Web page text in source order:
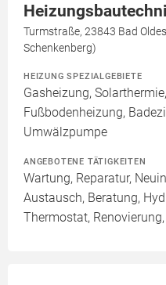
Turmstraße, 23843 Bad
Schenkenberg)
HEIZUNG SPEZIALGEBIETE
Gasheizung,
Fußbodenheizung,
Umwälzpumpe
ANGEBOTENE TÄTIGKEITEN
Wartung, Reparatur,
Austausch, Beratung,
Thermostat,